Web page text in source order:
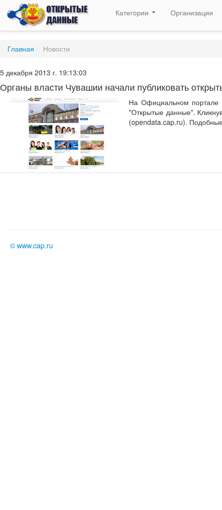
Категории Организации
Главная / Новости
5 декабря 2013 г. 19:13:03
Органы власти Чувашии начали публиковать
На Официальном портале
"Открытые данные".
(opendata.cap.ru).
© www.cap.ru